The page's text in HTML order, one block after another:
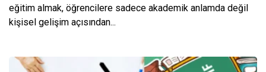
eğitim almak, öğrencilere sadece akademik anlamda değil
kişisel gelişim açısından...